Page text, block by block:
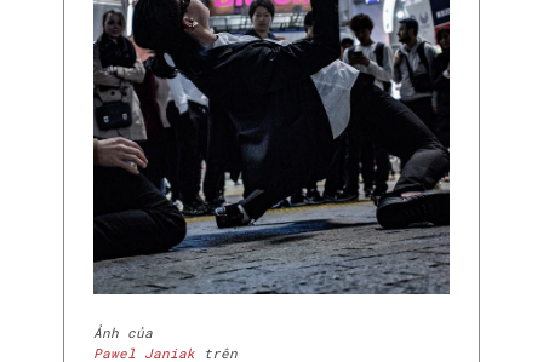
Ảnh của
Pawel Janiak trên